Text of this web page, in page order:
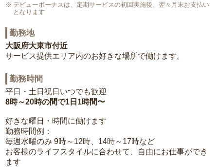
デビューボーナスは、定期サービスの初回実施後、翌々月末お支払い
となります
勤務地
大阪府大東市付近
サービス提供エリア内のお好きな場所で働けます。
勤務時間
平日・土日祝日いつでも歓迎
8時～20時の間で1日1時間〜
好きな曜日・時間に働けます
勤務時間例：
毎週水曜のみ 9時～12時、14時～17時など
お客様のライフスタイルに合わせて、自由にお仕事ができ
ます